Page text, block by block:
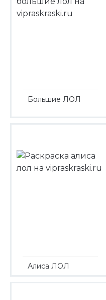
Большие ЛОЛ
Алиса ЛОЛ